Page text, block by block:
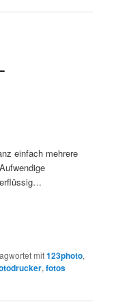
einfach mehrere
mit123photo,
,fotos